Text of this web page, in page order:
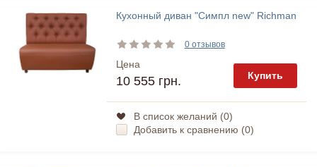
Кухонный диван "Симпл new" Richman
0 отзывов
Цена
10 555 грн. Купить
В список желаний (0)
Добавить к сравнению (0)